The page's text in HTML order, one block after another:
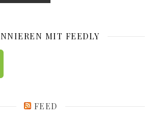
MIT FEEDLY
FEED